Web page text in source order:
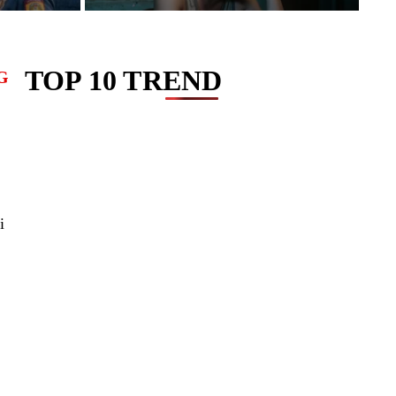
TOP 10 TREND